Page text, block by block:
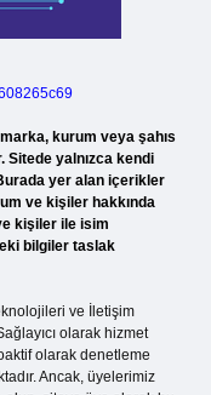
kurum veya şahıs
Sitede yalnızca kendi
Burada yer alan içerikler
ve kişiler hakkında
kişiler ile isim
bilgiler taslak
ve İletişim
olarak hizmet
olarak denetleme
Ancak, üyelerimiz